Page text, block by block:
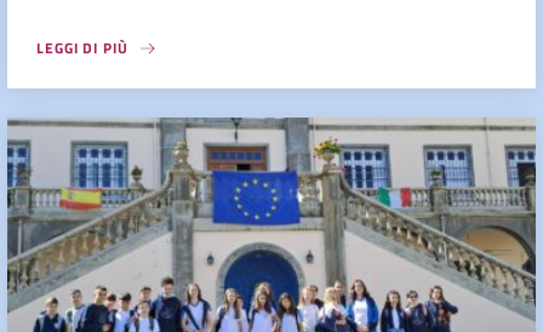
LEGGI DI PIÙ